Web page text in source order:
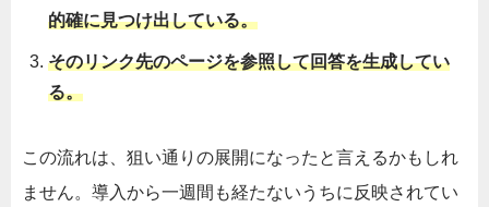
的確に見つけ出している。
そのリンク先のページを参照して回答を生成してい
る。
この流れは、狙い通りの展開になったと言えるかもしれ
ません。導入から一週間も経たないうちに反映されてい